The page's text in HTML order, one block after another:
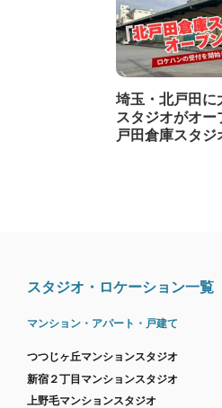
埼玉・北戸田に
スタジオがオー
戸田倉庫スタジ
スタジオ・ロケーション一覧
マンション・アパート・戸建て
つつじヶ丘マンションスタジオ
新宿２丁目マンションスタジオ
上野毛マンションスタジオ